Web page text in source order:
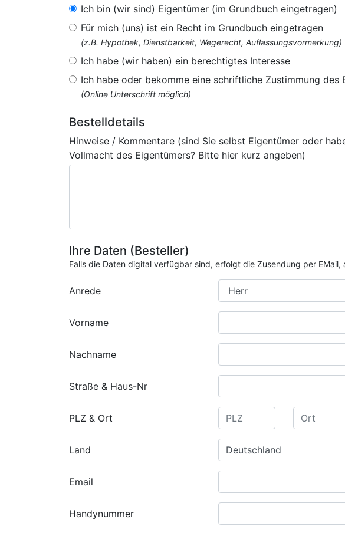
Ich bin (wir sind) Eigentümer (im Grundbuch eingetragen)
Für mich (uns) ist ein Recht im Grundbuch eingetragen
(z.B. Hypothek, Dienstbarkeit, Wegerecht, Auflassungsvormerkung)
Ich habe (wir haben) ein berechtigtes Interesse
Ich habe oder bekomme eine schriftliche Zustimmung des
(Online Unterschrift möglich)
Bestelldetails
Hinweise / Kommentare (sind Sie selbst Eigentümer oder
Vollmacht des Eigentümers? Bitte hier kurz angeben)
Ihre Daten (Besteller)
Falls die Daten digital verfügbar sind, erfolgt die Zusendung per EMail,
Anrede
Vorname
Nachname
Straße & Haus-Nr
PLZ & Ort
Land
Email
Handynummer